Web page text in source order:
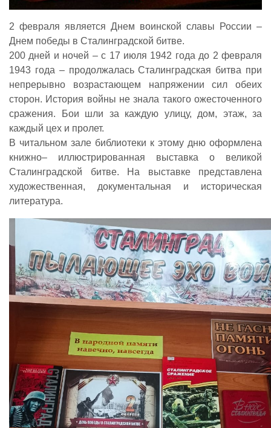
2 февраля является Днем воинской славы России –
Днем победы в Сталинградской битве.
200 дней и ночей – с 17 июля 1942 года до 2 февраля
1943 года – продолжалась Сталинградская битва при
непрерывно возрастающем напряжении сил обеих
сторон. История войны не знала такого ожесточенного
сражения. Бои шли за каждую улицу, дом, этаж, за
каждый цех и пролет.
В читальном зале библиотеки к этому дню оформлена
книжно– иллюстрированная выставка о великой
Сталинградской битве. На выставке представлена
художественная, документальная и историческая
литература.